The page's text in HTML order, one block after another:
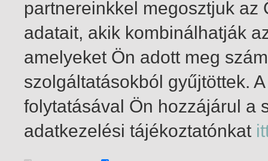
1-3 / total 3 hit
partnereinkkel megosztjuk
adatait, akik kombinálhatják
amelyeket Ön adott meg
szolgáltatásokból gyűjtöttek.
folytatásával Ön hozzájárul a
adatkezelési tájékoztatónkat